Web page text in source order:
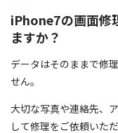
iPhone7の画面修
ますか？
データはそのままで修
せん。
大切な写真や連絡先、
して修理をご依頼いただ